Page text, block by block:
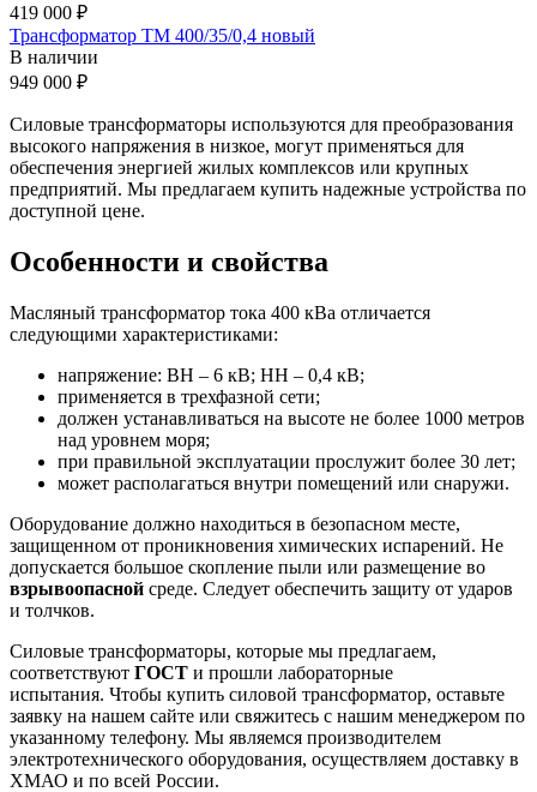
419 000 ₽
Трансформатор ТМ 400/35/0,4 новый
В наличии
949 000 ₽
Силовые трансформаторы используются для преобразования
высокого напряжения в низкое, могут применяться для
обеспечения энергией жилых комплексов или крупных
предприятий. Мы предлагаем купить надежные устройства по
доступной цене.
Особенности и свойства
Масляный трансформатор тока 400 кВа отличается
следующими характеристиками:
напряжение: ВН – 6 кВ; НН – 0,4 кВ;
применяется в трехфазной сети;
должен устанавливаться на высоте не более 1000 метров
над уровнем моря;
при правильной эксплуатации прослужит более 30 лет;
может располагаться внутри помещений или снаружи.
Оборудование должно находиться в безопасном месте,
защищенном от проникновения химических испарений. Не
допускается большое скопление пыли или размещение во
взрывоопасной среде. Следует обеспечить защиту от ударов
и толчков.
Силовые трансформаторы, которые мы предлагаем,
соответствуют ГОСТ и прошли лабораторные
испытания. Чтобы купить силовой трансформатор, оставьте
заявку на нашем сайте или свяжитесь с нашим менеджером по
указанному телефону. Мы являемся производителем
электротехнического оборудования, осуществляем доставку в
ХМАО и по всей России.